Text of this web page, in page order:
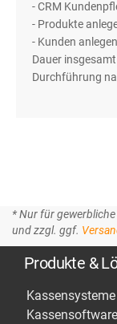
- CRM
- Produkte
- Kunden
Dauer
Durchführung
* Nur für
und zzgl. ggf.
Produkte &
Kassensysteme
Kassensoftware